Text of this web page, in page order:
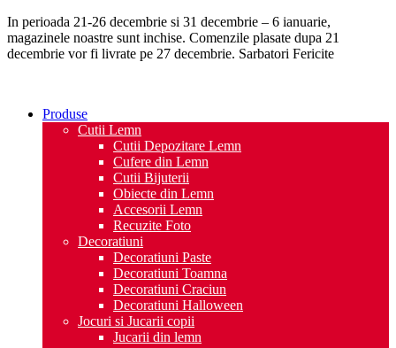
In perioada 21-26 decembrie si 31 decembrie – 6 ianuarie,
magazinele noastre sunt inchise. Comenzile plasate dupa 21
decembrie vor fi livrate pe 27 decembrie. Sarbatori Fericite
Produse
Cutii Lemn
Cutii Depozitare Lemn
Cufere din Lemn
Cutii Bijuterii
Obiecte din Lemn
Accesorii Lemn
Recuzite Foto
Decoratiuni
Decoratiuni Paste
Decoratiuni Toamna
Decoratiuni Craciun
Decoratiuni Halloween
Jocuri si Jucarii copii
Jucarii din lemn